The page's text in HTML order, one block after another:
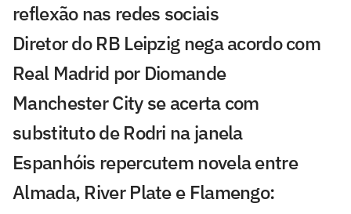
reflexão nas redes sociais
Diretor do RB Leipzig nega acordo com
Real Madrid por Diomande
Manchester City se acerta com
substituto de Rodri na janela
Espanhóis repercutem novela entre
Almada, River Plate e Flamengo: